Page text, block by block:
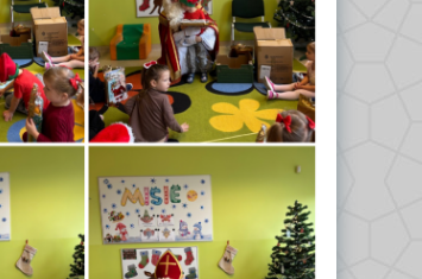
Odkrywcy 2023/2024
Biedronki 2023/2024
Misie 2024/2025
Gwiazdeczki 2024/2025
Kropelki 2024/2025